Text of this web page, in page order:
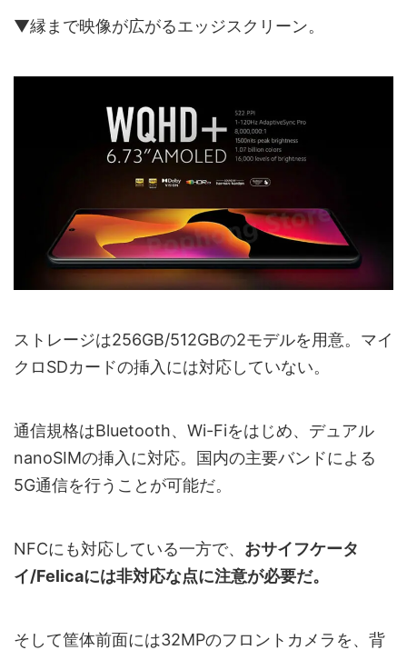
▼縁まで映像が広がるエッジスクリーン。
ストレージは256GB/512GBの2モデルを用意。マイ
クロSDカードの挿入には対応していない。
通信規格はBluetooth、Wi-Fiをはじめ、デュアル
nanoSIMの挿入に対応。国内の主要バンドによる
5G通信を行うことが可能だ。
NFCにも対応している一方で、 おサイフケータ
イ/Felicaには非対応な点に注意が必要だ。
そして筐体前面には32MPのフロントカメラを、背